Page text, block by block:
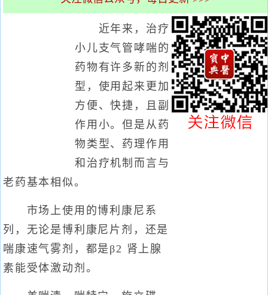
近年来，治疗
小儿支气管哮喘的
药物有许多新的剂
型，使用起来更加
方便、快捷，且副
作用小。但是从药
物类型、药理作用
和治疗机制而言与
老药基本相似。
市场上使用的博利康尼系
列，无论是博利康尼片剂，还是
喘康速气雾剂，都是β2 肾上腺
素能受体激动剂。